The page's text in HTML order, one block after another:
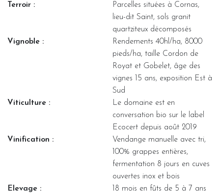
Terroir :
Parcelles situées à Cornas,
lieu-dit Saint, sols granit
quartziteux décomposés
Vignoble :
Rendements 40hl/ha, 8000
pieds/ha, taille Cordon de
Royat et Gobelet, âge des
vignes 15 ans, exposition Est à
Sud
Viticulture :
Le domaine est en
conversation bio sur le label
Ecocert depuis août 2019
Vinification :
Vendange manuelle avec tri,
100% grappes entières,
fermentation 8 jours en cuves
ouvertes inox et bois
Elevage :
18 mois en fûts de 5 à 7 ans